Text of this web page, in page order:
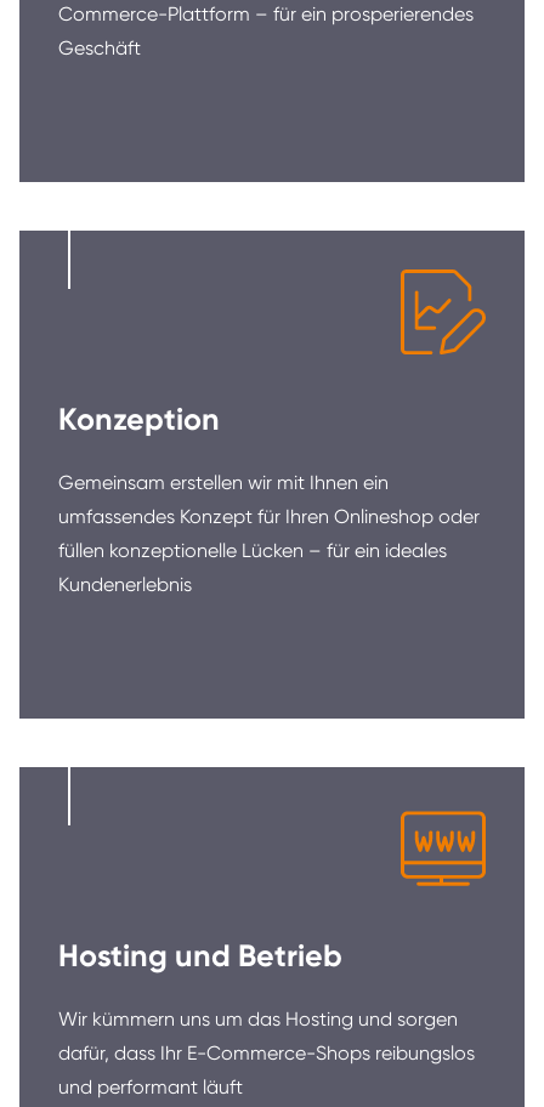
Commerce-Plattform – für ein prosperierendes
Geschäft
Konzeption
Gemeinsam erstellen wir mit Ihnen ein
umfassendes Konzept für Ihren Onlineshop oder
füllen konzeptionelle Lücken – für ein ideales
Kundenerlebnis
Hosting und Betrieb
Wir kümmern uns um das Hosting und sorgen
dafür, dass Ihr E-Commerce-Shops reibungslos
und performant läuft